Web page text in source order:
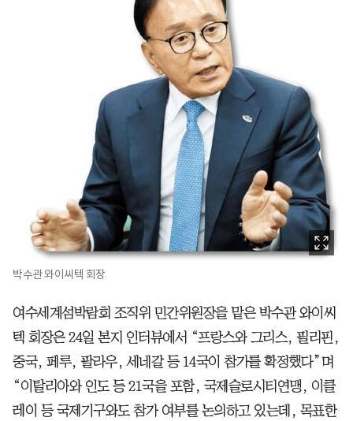
박수관 와이씨텍 회장
여수세계섬박람회 조직위 민간위원장을 맡은 박수관 와이씨
텍 회장은 24일 본지 인터뷰에서 “프랑스와 그리스, 필리핀,
중국, 페루, 팔라우, 세네갈 등 14국이 참가를 확정했다”며
“이탈리아와 인도 등 21국을 포함, 국제슬로시티연맹, 이클
레이 등 국제기구와도 참가 여부를 논의하고 있는데, 목표한